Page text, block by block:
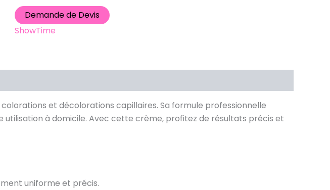
Demande de Devis
ShowTime
et décolorations capillaires. Sa formule professionnelle
à domicile. Avec cette crème, profitez de résultats précis et
uniforme et précis.